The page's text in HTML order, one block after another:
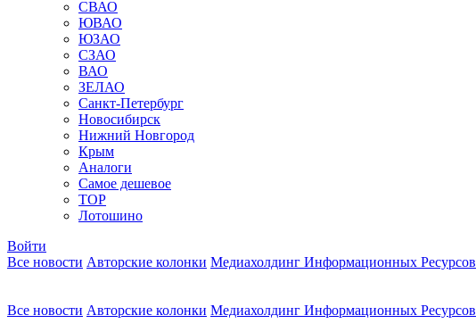
СВАО
ЮВАО
ЮЗАО
СЗАО
ВАО
ЗЕЛАО
Санкт-Петербург
Новосибирск
Нижний Новгород
Крым
Аналоги
Самое дешевое
TOP
Лотошино
Войти
Все новости Авторские колонки Медиахолдинг Информационных Ресурсов
Все новости Авторские колонки Медиахолдинг Информационных Ресурсов